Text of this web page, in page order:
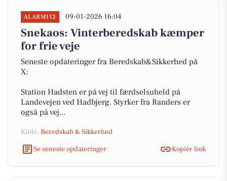
ALARM112 09-01-2026 16:04
Snekaos: Vinterberedskab kæmper
for frie veje
Seneste opdateringer fra Beredskab&Sikkerhed på
X:
Station Hadsten er på vej til færdselsuheld på
Landevejen ved Hadbjerg. Styrker fra Randers er
også på vej...
Kilde: Beredskab & Sikkerhed
Se seneste opdateringer
Kopiér link